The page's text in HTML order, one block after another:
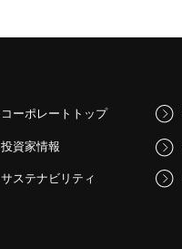
コーポレートトップ
投資家情報
サステナビリティ